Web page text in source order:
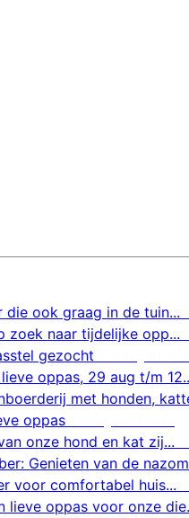
die ook graag in de tuin...
zoek naar tijdelijke opp...
gezocht
oppas, 29 aug t/m
met honden,
oppas
onze hond en kat zij...
Genieten van de
voor comfortabel huis...
lieve oppas voor onze